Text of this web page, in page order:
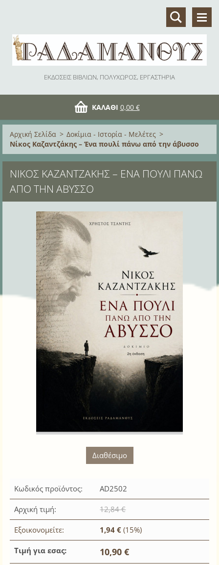
ΕΚΔΟΣΕΙΣ ΒΙΒΛΙΩΝ, ΠΟΛΥΧΩΡΟΣ, ΕΡΓΑΣΤΗΡΙΑ
ΚΑΛΆΘΙ 0,00 €
Αρχική Σελίδα > Δοκίμια - Ιστορία - Μελέτες >
Νίκος Καζαντζάκης – Ένα πουλί πάνω από την άβυσσο
ΝΊΚΟΣ ΚΑΖΑΝΤΖΆΚΗΣ – ΈΝΑ ΠΟΥΛΊ ΠΆΝΩ
ΑΠΌ ΤΗΝ ΆΒΥΣΣΟ
Διαθέσιμο
Κωδικός προϊόντος: AD2502
Αρχική τιμή: 12,84 €
Εξοικονομείτε: 1,94 € (15%)
Τιμή για εσας: 10,90 €